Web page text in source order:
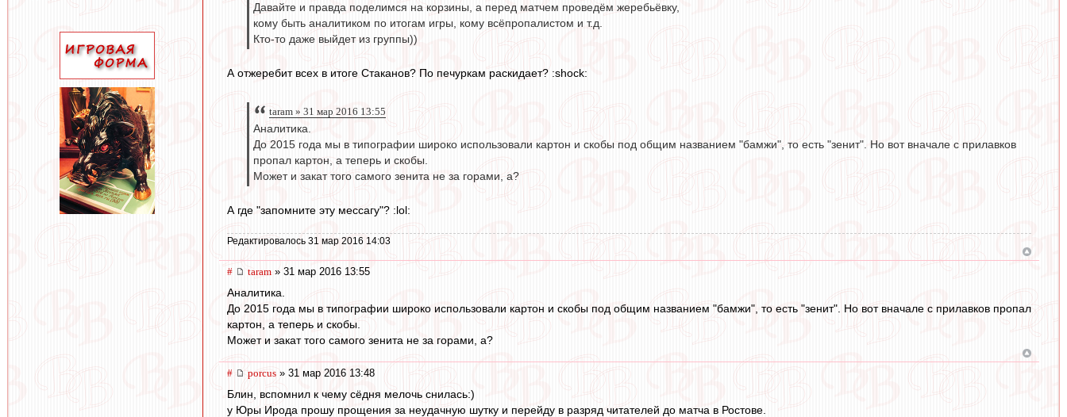
Давайте и правда поделимся на корзины, а перед матчем проведём жеребьёвку,
кому быть аналитиком по итогам игры, кому всёпропалистом и т.д.
Кто-то даже выйдет из группы))
А отжеребит всех в итоге Стаканов? По печуркам раскидает? :shock:
taram » 31 мар 2016 13:55
Аналитика.
До 2015 года мы в типографии широко использовали картон и скобы под общим названием "бамжи", то есть "зенит". Но вот вначале с прилавков
пропал картон, а теперь и скобы.
Может и закат того самого зенита не за горами, а?
А где "запомните эту мессагу"? :lol:
Редактировалось 31 мар 2016 14:03
# taram » 31 мар 2016 13:55
Аналитика.
До 2015 года мы в типографии широко использовали картон и скобы под общим названием "бамжи", то есть "зенит". Но вот вначале с прилавков пропал
картон, а теперь и скобы.
Может и закат того самого зенита не за горами, а?
# porcus » 31 мар 2016 13:48
Блин, вспомнил к чему сёдня мелочь снилась:)
у Юры Ирода прошу прощения за неудачную шутку и перейду в разряд читателей до матча в Ростове.